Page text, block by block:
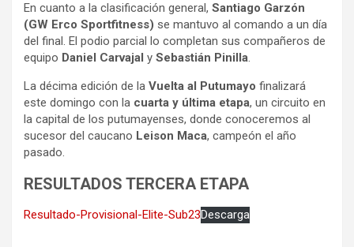
En cuanto a la clasificación general, Santiago Garzón
(GW Erco Sportfitness) se mantuvo al comando a un día
del final. El podio parcial lo completan sus compañeros de
equipo Daniel Carvajal y Sebastián Pinilla.
La décima edición de la Vuelta al Putumayo finalizará
este domingo con la cuarta y última etapa, un circuito en
la capital de los putumayenses, donde conoceremos al
sucesor del caucano Leison Maca, campeón el año
pasado.
RESULTADOS TERCERA ETAPA
Resultado-Provisional-Elite-Sub23Descarga